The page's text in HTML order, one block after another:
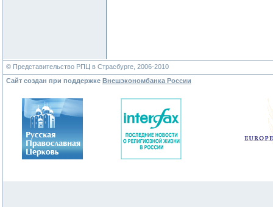
© Представительство РПЦ в Страсбурге, 2006-2010
Сайт создан при поддержке Внешэкономбанка России